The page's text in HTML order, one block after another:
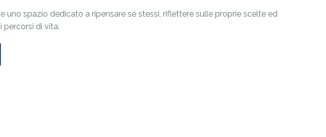
uno spazio dedicato a ripensare sé stessi, riflettere sulle proprie scelte ed
percorsi di vita.